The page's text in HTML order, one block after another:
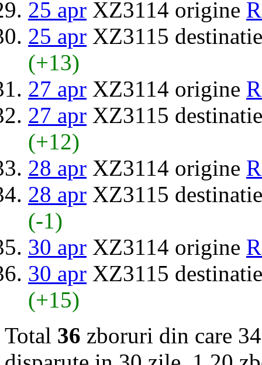
25 apr XZ3114 origine
25 apr XZ3115
(+13)
27 apr XZ3114 origine
27 apr XZ3115
(+12)
28 apr XZ3114 origine
28 apr XZ3115
(-1)
30 apr XZ3114 origine
30 apr XZ3115
(+15)
Total 36 zboruri din care